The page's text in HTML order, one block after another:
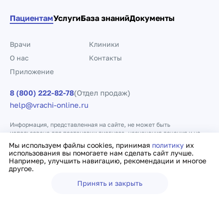
Мы используем файлы cookies, принимая политику их
использования вы помогаете нам сделать сайт лучше.
Например, улучшить навигацию, рекомендации и многое
другое.
Принять и закрыть
ПациентамУслугиБаза знанийДокументы
Врачи
Клиники
О нас
Контакты
Приложение
8 (800) 222-82-78(Отдел продаж)
help@vrachi-online.ru
Информация, представленная на сайте, не может быть
использована для постановки диагноза, назначения лечения и не
заменяет прием врача.
Политика конфиденциальности Договор оферты